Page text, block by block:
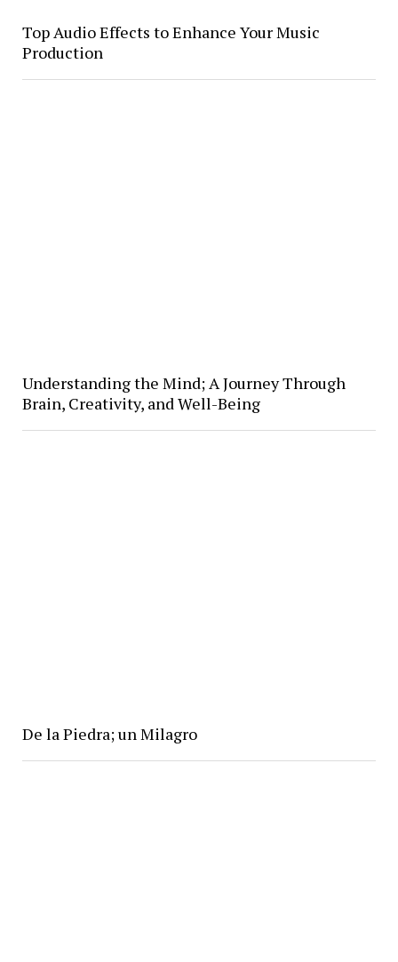
Top Audio Effects to Enhance Your Music
Production
Understanding the Mind; A Journey Through
Brain, Creativity, and Well-Being
De la Piedra; un Milagro